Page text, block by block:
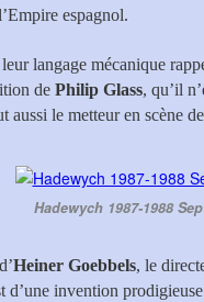
espagnol.
langage mécanique
de Philip Glass, qu’il
aussi le metteur en scène
Hadewych 1987-1988
Heiner Goebbels, le
d’une invention